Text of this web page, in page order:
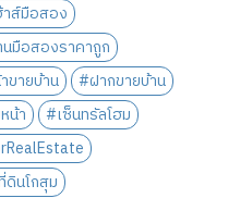
ส์มือสอง
มือสองราคาถูก
ขายบ้าน
#ฝากขายบ้าน
น้า
#เซ็นทรัลโฮม
นโกสุม